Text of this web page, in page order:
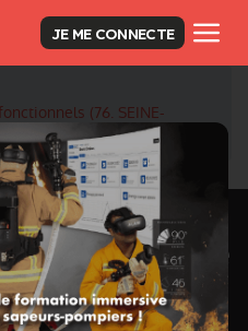
JE ME CONNECTE
(76. SEINE-
à la liste des SDIS
Seine-Maritime
(76)
SEINE-MARITIME